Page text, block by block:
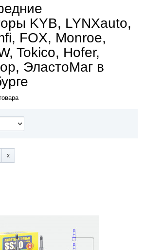
KYB, LYNXauto,
FOX, Monroe,
Tokico, Hofer,
ЭластоМаг в